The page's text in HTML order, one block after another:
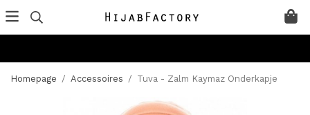
Homepage / Accessoires / Tuva - Zalm Kaymaz Onderkapje